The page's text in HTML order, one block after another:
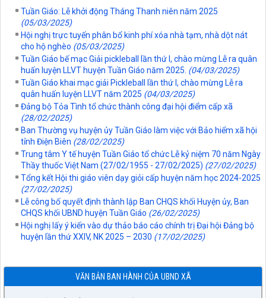
Tuần Giáo: Lễ khởi động Tháng Thanh niên năm 2025
(05/03/2025)
Hội nghị trực tuyến phân bổ kinh phí xóa nhà tạm, nhà dột nát
cho hộ nghèo (05/03/2025)
Tuần Giáo bế mạc Giải pickleball lần thứ I, chào mừng Lễ ra quân
huấn luyện LLVT huyện Tuần Giáo năm 2025. (04/03/2025)
Tuần Giáo khai mạc giải Pickleball lần thứ I, chào mừng Lễ ra
quân huấn luyện LLVT năm 2025 (04/03/2025)
Đảng bộ Tỏa Tình tổ chức thành công đại hội điểm cấp xã
(28/02/2025)
Ban Thường vụ huyện ủy Tuần Giáo làm việc với Bảo hiểm xã hội
tỉnh Điện Biên (28/02/2025)
Trung tâm Y tế huyện Tuần Giáo tổ chức Lễ kỷ niệm 70 năm Ngày
Thầy thuốc Việt Nam (27/02/1955 - 27/02/2025) (27/02/2025)
Tổng kết Hội thi giáo viên dạy giỏi cấp huyện năm học 2024-2025
(27/02/2025)
Lễ công bố quyết định thành lập Ban CHQS khối Huyện ủy, Ban
CHQS khối UBND huyện Tuần Giáo (26/02/2025)
Hội nghị lấy ý kiến vào dự thảo báo cáo chính trị Đại hội Đảng bộ
huyện lần thứ XXIV, NK 2025 – 2030 (17/02/2025)
VĂN BẢN BAN HÀNH CỦA UBND XÃ
bổ sung trong một số lĩnh vực thuộc phạm vi chức năng quản
lý của Sở Văn hóa, Thể thao và Du lịch tỉnh Điện Biên.
lượt xem: 13 | lượt tải:5
1751/QĐ-UBND
Phê duyệt quy trình nội bộ trong giải quyết thủ tục hành chính
trong lĩnh vực hội nghị, hội thảo quốc tế thuộc phạm vi, chức
năng quản lý của Sở Ngoại vụ tỉnh Điện Biên
lượt xem: 10 | lượt tải:7
1747/QĐ-UBND
Phê duyệt quy trình nội bộ giải quyết thủ tục hành chính được
sửa đổi, bổ sung, thay thế trong lĩnh vực Hàng hải và đường
thủy nội địa thuộc phạm vi chức năng quản lý của Sở Xây
dựng tỉnh Điện Biên
lượt xem: 11 | lượt tải:8
1735/QĐ-UBND
Về việc công bố Danh mục thủ tục hành chính được sửa đổi,
bổ sung trong lĩnh vực đấu thầu lựa chọn nhà đầu tư thuộc
phạm vi, chức năng quản lý của Sở Tài chính tỉnh Điện Biên
lượt xem: 12 | lượt tải:13
Về việc công bố thủ tục hành chính nội bộ mới ban hành;
được sửa đổi, bổ sung; bị bãi bỏ trong lĩnh vực công chức,